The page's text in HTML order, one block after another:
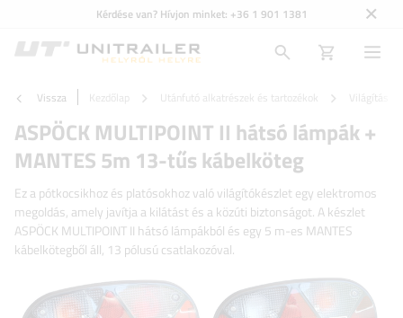
Kérdése van? Hívjon minket: +36 1 901 1381
Vissza Kezdőlap Utánfutó alkatrészek és tartozékok Világítás
ASPÖCK MULTIPOINT II hátsó lámpák +
MANTES 5m 13-tűs kábelköteg
Ez a pótkocsikhoz és platósokhoz való világítókészlet egy elektromos
megoldás, amely javítja a kilátást és a közúti biztonságot. A készlet
ASPÖCK MULTIPOINT II hátsó lámpákból és egy 5 m-es MANTES
kábelkötegből áll, 13 pólusú csatlakozóval.